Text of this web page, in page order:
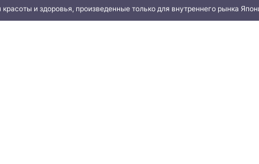
и здоровья, произведенные только для внутреннего рынка